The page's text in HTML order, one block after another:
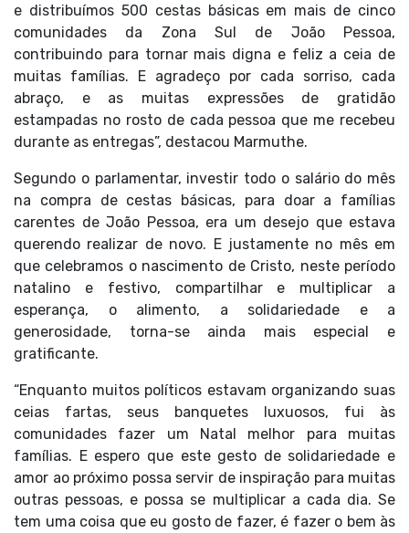
e distribuímos 500 cestas básicas em mais de cinco
comunidades da Zona Sul de João Pessoa,
contribuindo para tornar mais digna e feliz a ceia de
muitas famílias. E agradeço por cada sorriso, cada
abraço, e as muitas expressões de gratidão
estampadas no rosto de cada pessoa que me recebeu
durante as entregas”, destacou Marmuthe.
Segundo o parlamentar, investir todo o salário do mês
na compra de cestas básicas, para doar a famílias
carentes de João Pessoa, era um desejo que estava
querendo realizar de novo. E justamente no mês em
que celebramos o nascimento de Cristo, neste período
natalino e festivo, compartilhar e multiplicar a
esperança, o alimento, a solidariedade e a
generosidade, torna-se ainda mais especial e
gratificante.
“Enquanto muitos políticos estavam organizando suas
ceias fartas, seus banquetes luxuosos, fui às
comunidades fazer um Natal melhor para muitas
famílias. E espero que este gesto de solidariedade e
amor ao próximo possa servir de inspiração para muitas
outras pessoas, e possa se multiplicar a cada dia. Se
tem uma coisa que eu gosto de fazer, é fazer o bem às